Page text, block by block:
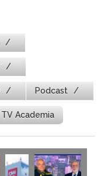
Podcast
TV Academia